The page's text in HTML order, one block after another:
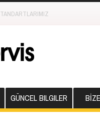
GÜNCEL BILGILER